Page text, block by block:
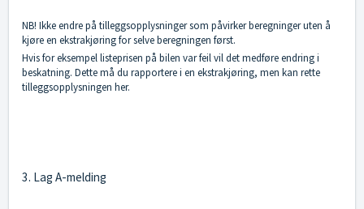
NB! Ikke endre på tilleggsopplysninger som påvirker beregninger uten å
kjøre en ekstrakjøring for selve beregningen først.
Hvis for eksempel listeprisen på bilen var feil vil det medføre endring i
beskatning. Dette må du rapportere i en ekstrakjøring, men kan rette
tilleggsopplysningen her.
3. Lag A-melding